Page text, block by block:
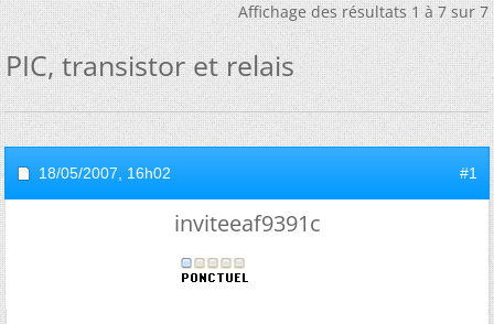
Affichage des résultats 1 à 7 sur 7
PIC, transistor et relais
18/05/2007, 16h02 #1
inviteeaf9391c